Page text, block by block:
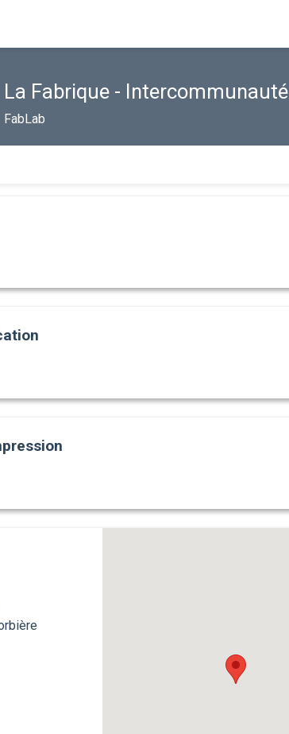
La Fabrique - Intercommunauté
FabLab